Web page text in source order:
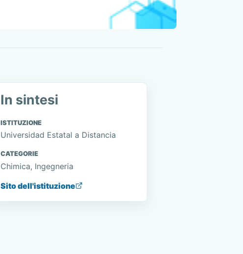
In sintesi
ISTITUZIONE
Universidad Estatal a Distancia
CATEGORIE
Chimica, Ingegneria
Sito dell'istituzione